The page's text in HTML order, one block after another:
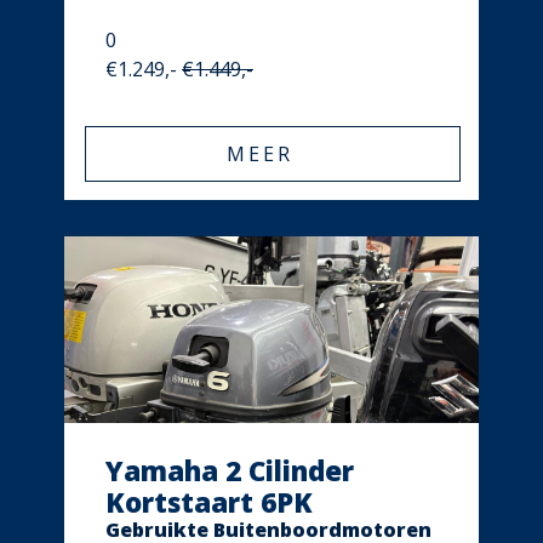
0
€1.249,- €1.449,-
MEER
Yamaha 2 Cilinder
Kortstaart 6PK
Gebruikte Buitenboordmotoren